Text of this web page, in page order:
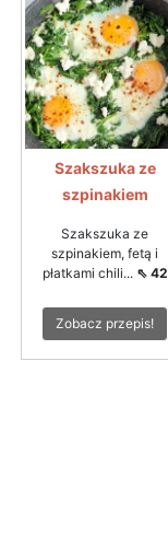
Szakszuka ze
szpinakiem
Szakszuka ze
szpinakiem, fetą i
płatkami chili... ⇖ 42
Zobacz przepis!